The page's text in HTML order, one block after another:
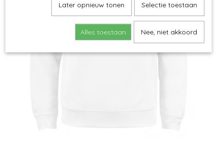
Later opnieuw tonen Selectie toestaan
Alles toestaan Nee, niet akkoord